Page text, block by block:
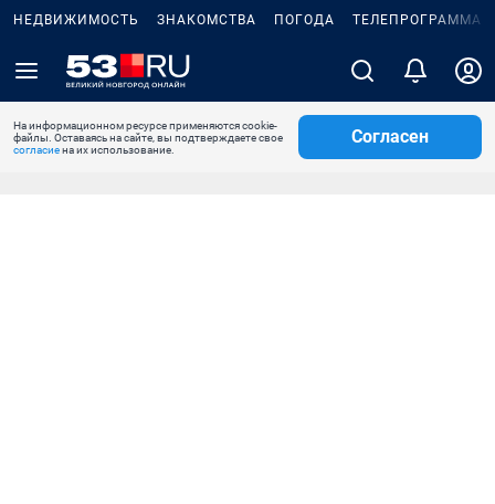
НЕДВИЖИМОСТЬ ЗНАКОМСТВА ПОГОДА ТЕЛЕПРОГРАММА
На информационном ресурсе применяются cookie-
файлы. Оставаясь на сайте, вы подтверждаете свое
согласиена их использование.
Согласен